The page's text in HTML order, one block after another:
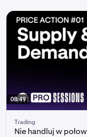
08:49
Trading
Nie handluj w